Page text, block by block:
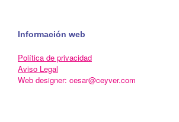
Información web
Política de privacidad
Aviso Legal
Web designer: cesar@ceyver.com